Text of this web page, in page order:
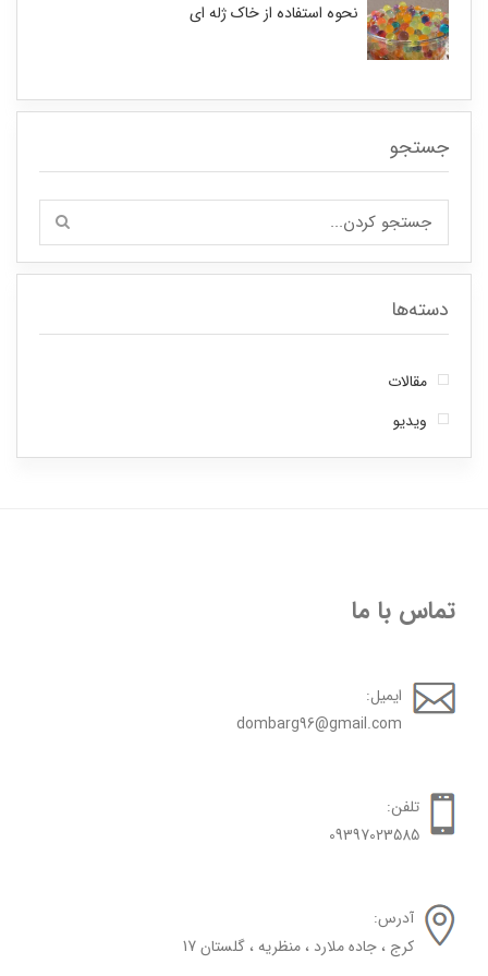
نحوه استفاده از خاک ژله ای
جستجو
دسته‌ها
مقالات
ویدیو
تماس با ما
ایمیل:
dombarg96@gmail.com
تلفن:
09397023585
آدرس:
کرج ، جاده ملارد ، منظریه ، گلستان 17